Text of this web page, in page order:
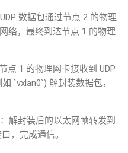
UDP 数据包通过节点 2 的物理
络，最终到达节点 1 的物理
点 1 的物理网卡接收到 UDP
如 `vxlan0`) 解封装数据包，
：解封装后的以太网帧转发到
，完成通信。